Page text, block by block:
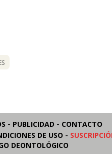
- PUBLICIDAD - CONTACTO
DE USO -
DEONTOLÓGICO